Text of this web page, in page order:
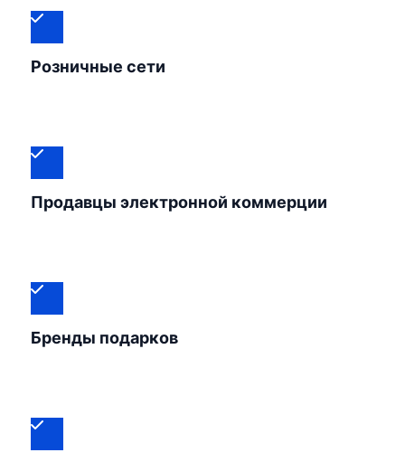
Розничные сети
Продавцы электронной коммерции
Бренды подарков